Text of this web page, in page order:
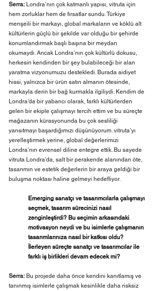
Serra: Londra’nın çok katmanlı yapısı, vitruta için
hem zorluklar hem de fırsatlar sundu. Türkiye
menşeili bir markayı, global markaların ve köklü alt
kültürlerin güçlü bir şekilde var olduğu bir şehirde
konumlandırmak başlı başına bir meydan
okumaydı. Ancak Londra’nın çok kültürlü dokusu,
herkesin kendinden bir şey bulabileceği bir alan
yaratma vizyonumuzu destekledi. Burada aidiyet
hissi, yalnızca bir ürün satın almanın ötesinde,
markayla derin bir bağ kurmakla ilgiliydi. Kendim de
Londra’da bir yabancı olarak, farklı kültürlerden
gelen bir ekiple çalışmayı tercih ettim ve bu süreçte
mağazanın kürasyonunda bu çok sesliliği
yansıtmayı başardığımızı düşünüyorum. vitruta’yı
yerelleştirmek yerine, global değerlerimizi
Londra’nın evrensel diline entegre ettik. Bu sayede
vitruta Londra’da, salt bir perakende alanından öte,
tasarımın ve estetik değerlerin bir araya geldiği bir
buluşma noktası haline gelmeyi hedefliyor.
Emerging sanatçı ve tasarımcılarla çalışmayı
seçmek, tasarım sürecinizi nasıl
zenginleştirdi? Bu seçimin arkasındaki
motivasyon neydi ve bu isimlerle çalışmanın
tasarımlarınıza nasıl bir katkısı oldu?
İlerleyen süreçte sanatçı ve tasarımcılar ile
farklı iş birlikleri devam edecek mi?
Serra: Bu projede daha önce kendini kanıtlamış ve
tanınmış isimlerle çalışmak kesinlikle daha risksiz